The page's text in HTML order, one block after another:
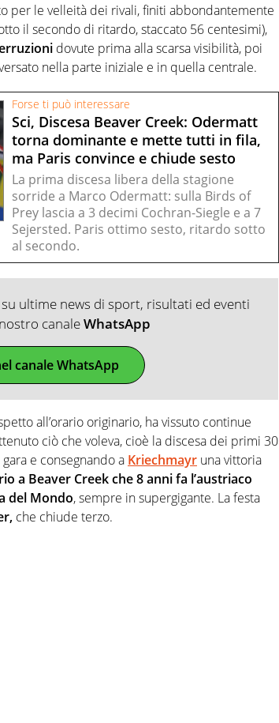
per le velleità dei rivali, finiti abbondantemente
il secondo di ritardo, staccato 56 centesimi),
dovute prima alla scarsa visibilità, poi
nella parte iniziale e in quella centrale.
Forse ti può interessare
Sci, Discesa Beaver Creek: Odermatt
torna dominante e mette tutti in fila,
ma Paris convince e chiude sesto
La prima discesa libera della stagione
sorride a Marco Odermatt: sulla Birds of
Prey lascia a 3 decimi Cochran-Siegle e a 7
Sejersted. Paris ottimo sesto, ritardo sotto
al secondo.
ultime news di sport, risultati ed eventi
canaleWhatsApp
canale WhatsApp
all’orario originario, ha vissuto continue
ciò che voleva, cioè la discesa dei primi 30
e consegnando a Kriechmayr una vittoria
a Beaver Creek che 8 anni fa l’austriaco
del Mondo, sempre in supergigante. La festa
che chiude terzo.